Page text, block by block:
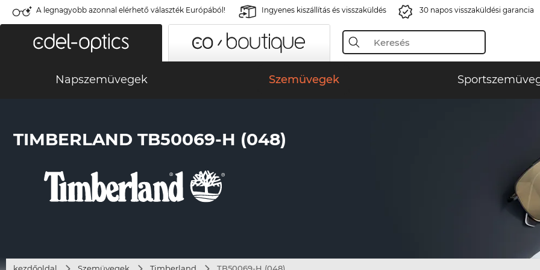
A legnagyobb azonnal elérhető választék Európából! Ingyenes kiszállítás és visszaküldés 30 napos visszaküldési garancia
Napszemüvegek Szemüvegek
TIMBERLAND TB50069-H (048)